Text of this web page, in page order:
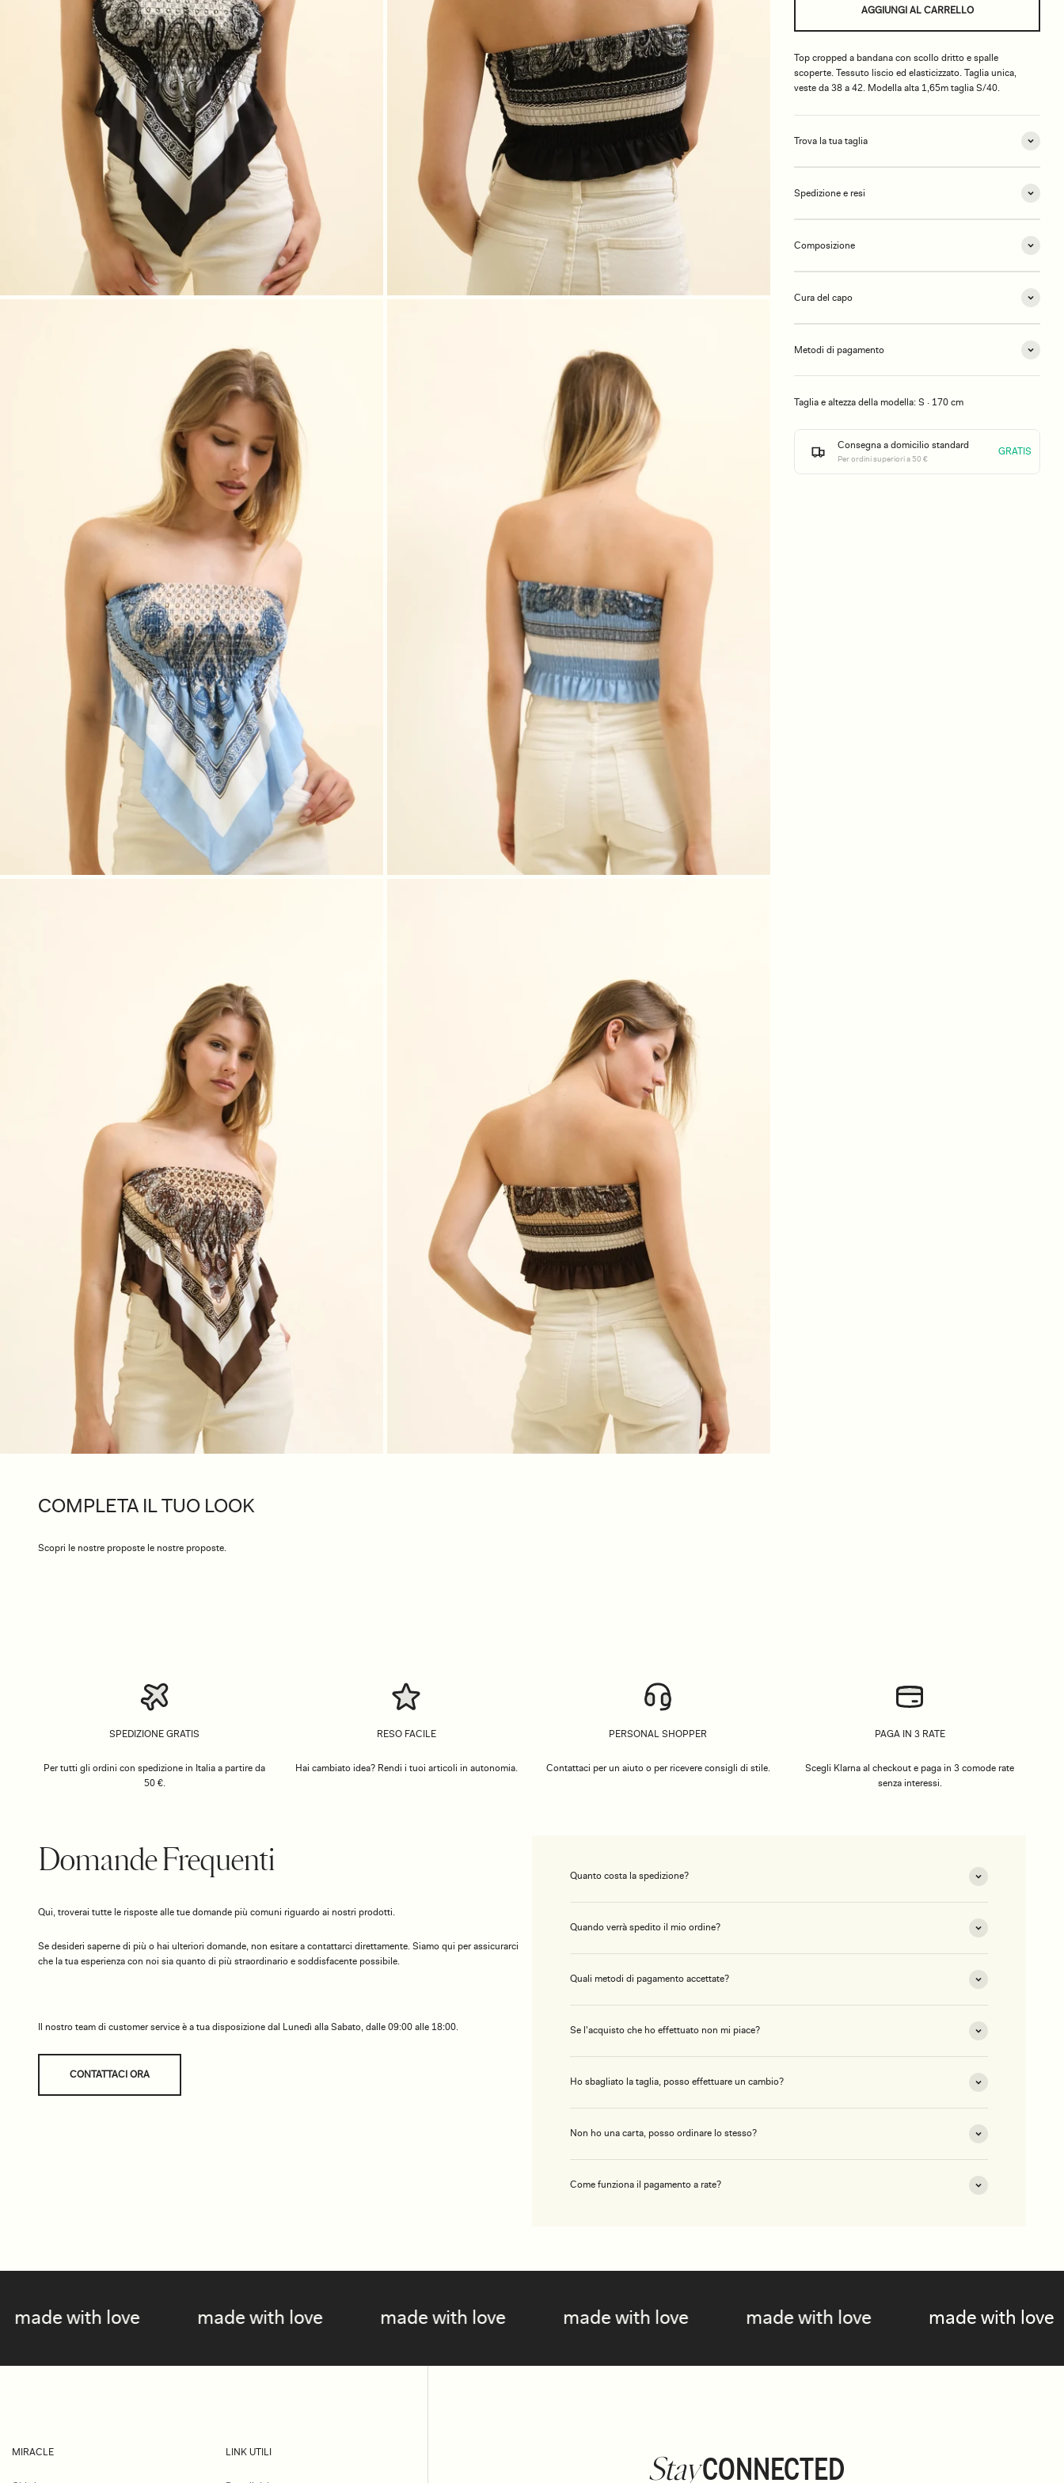
AGGIUNGI AL CARRELLO
Top cropped a bandana con scollo dritto e spalle
scoperte. Tessuto liscio ed elasticizzato. Taglia unica,
veste da 38 a 42. Modella alta 1,65m taglia S/40.
Trova la tua taglia
Spedizione e resi
Composizione
Cura del capo
Metodi di pagamento
Taglia e altezza della modella: S · 170 cm
Consegna a domicilio standard
Per ordini superiori a 50 €
GRATIS
COMPLETA IL TUO LOOK
Scopri le nostre proposte le nostre proposte.
SPEDIZIONE GRATIS
Per tutti gli ordini con spedizione in Italia a partire da
50 €.
RESO FACILE
Hai cambiato idea? Rendi i tuoi articoli in autonomia.
PERSONAL SHOPPER
Contattaci per un aiuto o per ricevere consigli di stile.
PAGA IN 3 RATE
Scegli Klarna al checkout e paga in 3 comode rate
senza interessi.
Domande Frequenti
Qui, troverai tutte le risposte alle tue domande più comuni riguardo ai nostri prodotti.
Se desideri saperne di più o hai ulteriori domande, non esitare a contattarci direttamente. Siamo qui per assicurarci
che la tua esperienza con noi sia quanto di più straordinario e soddisfacente possibile.
Il nostro team di customer service è a tua disposizione dal Lunedì alla Sabato, dalle 09:00 alle 18:00.
CONTATTACI ORA
Quanto costa la spedizione?
Quando verrà spedito il mio ordine?
Quali metodi di pagamento accettate?
Se l'acquisto che ho effettuato non mi piace?
Ho sbagliato la taglia, posso effettuare un cambio?
Non ho una carta, posso ordinare lo stesso?
Come funziona il pagamento a rate?
made with love made with love made with love made with love made with love made with
MIRACLE LINK UTILI
StayCONNECTED